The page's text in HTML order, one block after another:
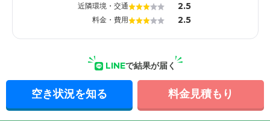
近隣環境・交通 2.5
料金・費用 2.5
LINEで結果が届く
空き状況を知る 料金見積もり